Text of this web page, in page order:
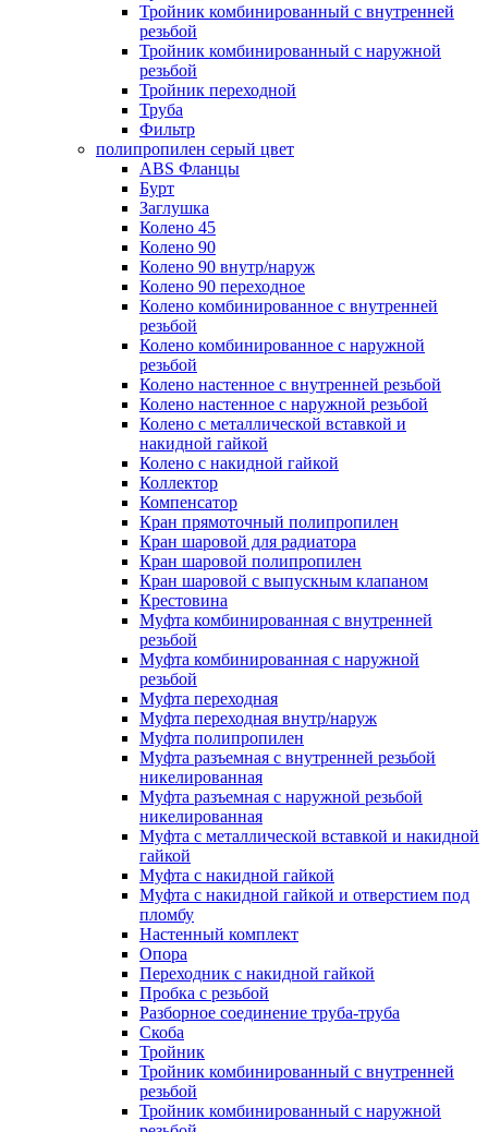
Тройник комбинированный с внутренней
резьбой
Тройник комбинированный с наружной
резьбой
Тройник переходной
Труба
Фильтр
полипропилен серый цвет
ABS Фланцы
Бурт
Заглушка
Колено 45
Колено 90
Колено 90 внутр/наруж
Колено 90 переходное
Колено комбинированное с внутренней
резьбой
Колено комбинированное с наружной
резьбой
Колено настенное с внутренней резьбой
Колено настенное с наружной резьбой
Колено с металлической вставкой и
накидной гайкой
Колено с накидной гайкой
Коллектор
Компенсатор
Кран прямоточный полипропилен
Кран шаровой для радиатора
Кран шаровой полипропилен
Кран шаровой с выпускным клапаном
Крестовина
Муфта комбинированная с внутренней
резьбой
Муфта комбинированная с наружной
резьбой
Муфта переходная
Муфта переходная внутр/наруж
Муфта полипропилен
Муфта разъемная с внутренней резьбой
никелированная
Муфта разъемная с наружной резьбой
никелированная
Муфта с металлической вставкой и накидной
гайкой
Муфта с накидной гайкой
Муфта с накидной гайкой и отверстием под
пломбу
Настенный комплект
Опора
Переходник с накидной гайкой
Пробка с резьбой
Разборное соединение труба-труба
Скоба
Тройник
Тройник комбинированный с внутренней
резьбой
Тройник комбинированный с наружной